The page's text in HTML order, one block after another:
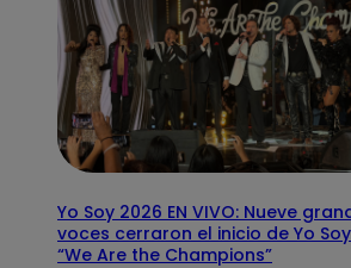
Yo Soy 2026 EN VIVO: Nueve
voces cerraron el inicio de Yo
“We Are the Champions”